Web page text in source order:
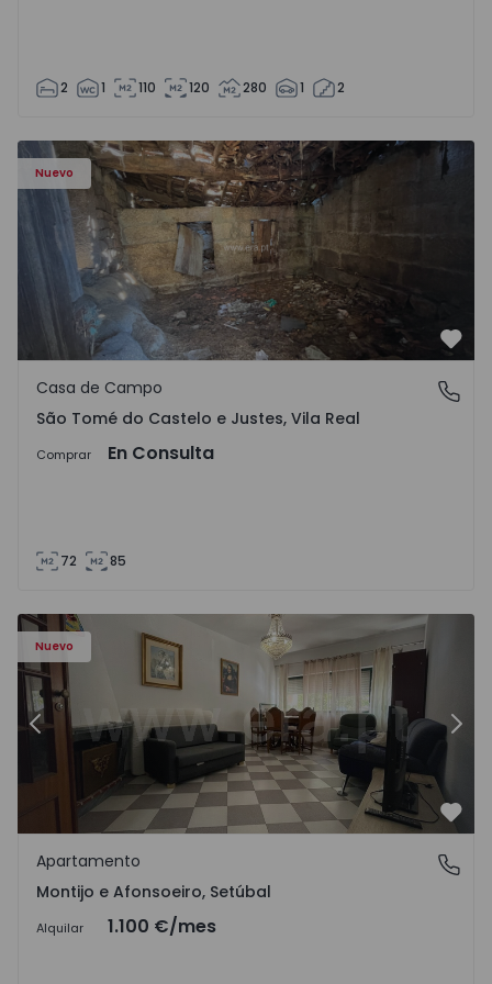
2 1 110 120 280 1 2
Nuevo
Casa Vila Real, São Tomé do Castelo e Justes - 1575189 - 1
São Tomé do Castelo e Justes, Vila Real
Casa de Campo
São Tomé do Castelo e Justes, Vila Real
Comprar En Consulta
72 85
Nuevo
- 1
Apartamento T2 Montijo, Montijo e Afonsoeiro -
Anterior
Montijo e Afonsoeiro, Setúbal
Apartamento
Montijo e Afonsoeiro, Setúbal
Alquilar 1.100 €/mes